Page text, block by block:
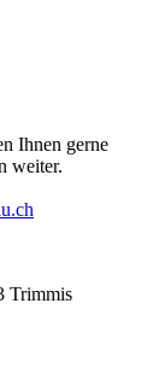
Ihnen gerne
weiter.
Trimmis